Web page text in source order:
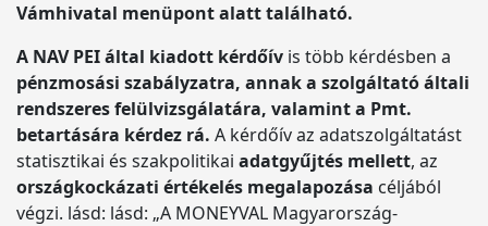
Vámhivatal menüpont alatt található.
A NAV PEI által kiadott kérdőív is több kérdésben a
pénzmosási szabályzatra, annak a szolgáltató általi
rendszeres felülvizsgálatára, valamint a Pmt.
betartására kérdez rá. A kérdőív az adatszolgáltatást
statisztikai és szakpolitikai adatgyűjtés mellett, az
országkockázati értékelés megalapozása céljából
végzi. lásd: lásd: „A MONEYVAL Magyarország-